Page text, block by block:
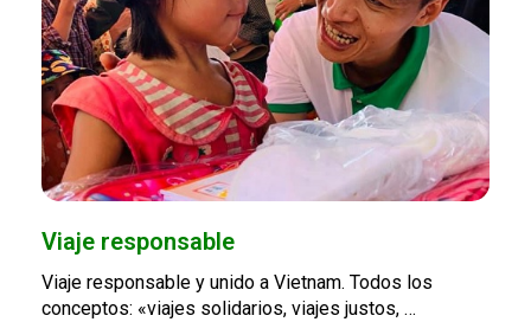
Viaje responsable
Viaje responsable y unido a Vietnam. Todos los
conceptos: «viajes solidarios, viajes justos, …